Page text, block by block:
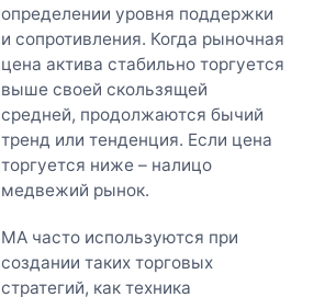
определении уровня поддержки
и сопротивления. Когда рыночная
цена актива стабильно торгуется
выше своей скользящей
средней, продолжаются бычий
тренд или тенденция. Если цена
торгуется ниже – налицо
медвежий рынок.
MA часто используются при
создании таких торговых
стратегий, как техника